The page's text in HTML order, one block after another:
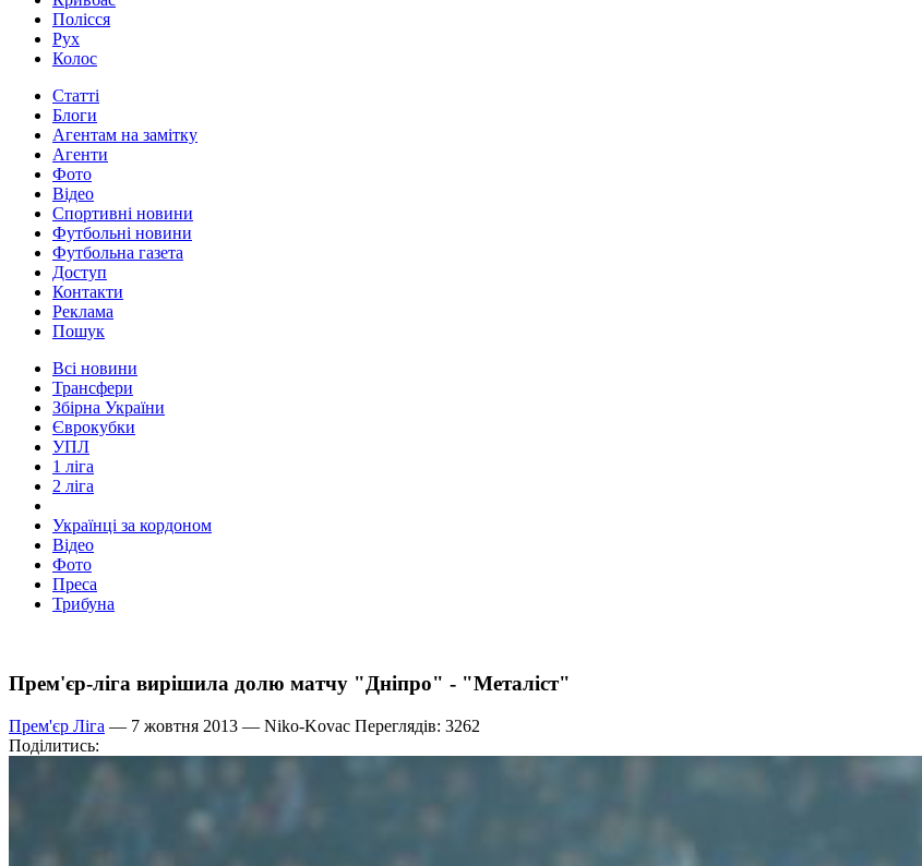
Полісся
Рух
Колос
Статті
Блоги
Агентам на замітку
Агенти
Фото
Відео
Спортивні новини
Футбольні новини
Футбольна газета
Доступ
Контакти
Реклама
Пошук
Всі новини
Трансфери
Збірна України
Єврокубки
УПЛ
1 ліга
2 ліга
Українці за кордоном
Відео
Фото
Преса
Трибуна
Прем'єр-ліга вирішила долю матчу "Дніпро" - "Металіст"
Прем'єр Ліга — 7 жовтня 2013 — Niko-Kovac Переглядів: 3262
Поділитись: